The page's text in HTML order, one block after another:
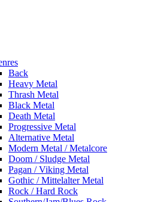
Back
Heavy Metal
Thrash Metal
Black Metal
Death Metal
Progressive Metal
Alternative Metal
Modern Metal / Metalcore
Doom / Sludge Metal
Pagan / Viking Metal
Gothic / Mittelalter Metal
Rock / Hard Rock